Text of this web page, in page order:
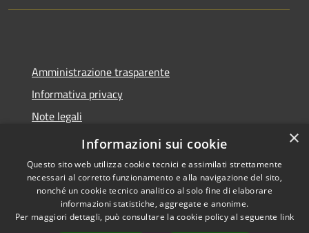
Amministrazione trasparente
Informativa privacy
Note legali
Dichiarazione di accessibilità
Accessibilità
Copyright © 2026 • Comune di
Molinella • Powered by
×
Informazioni sui cookie
Questo sito web utilizza cookie tecnici e assimilati strettamente
necessari al corretto funzionamento e alla navigazione del sito,
nonché un cookie tecnico analitico al solo fine di elaborare
informazioni statistiche, aggregate e anonime.
Per maggiori dettagli, può consultare la cookie policy al seguente link